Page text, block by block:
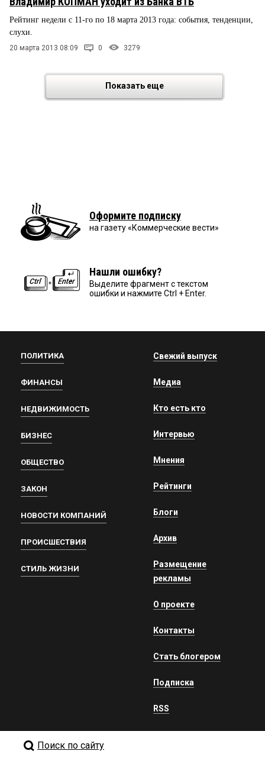
Рейтинг недели с 11-го по 18 марта 2013 года: события, тенденции,
слухи.
20 марта 2013 08:09 0 3279
Показать еще
Оформите подписку
на газету «Коммерческие вести»
Нашли ошибку?
Выделите фрагмент с текстом
ошибки и нажмите Ctrl + Enter.
ПОЛИТИКА
ФИНАНСЫ
НЕДВИЖИМОСТЬ
БИЗНЕС
ОБЩЕСТВО
ЗАКОН
НОВОСТИ КОМПАНИЙ
ПРОИСШЕСТВИЯ
СТИЛЬ ЖИЗНИ
Свежий выпуск
Медиа
Кто есть кто
Интервью
Мнения
Рейтинги
Блоги
Архив
Размещение
рекламы
О проекте
Контакты
Стать блогером
Подписка
RSS
Поиск по сайту